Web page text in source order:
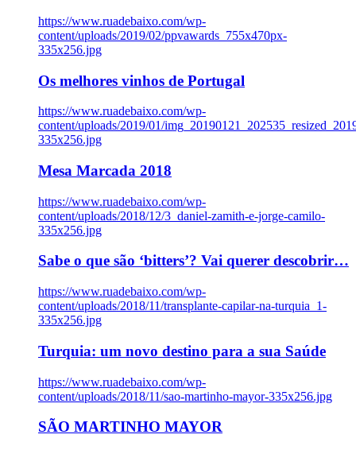
https://www.ruadebaixo.com/wp-
content/uploads/2019/02/ppvawards_755x470px-
335x256.jpg
Os melhores vinhos de Portugal
https://www.ruadebaixo.com/wp-
content/uploads/2019/01/
335x256.jpg
Mesa Marcada 2018
https://www.ruadebaixo.com/wp-
content/uploads/2018/12/3_daniel-zamith-e-jorge-camilo-
335x256.jpg
Sabe o que são ‘bitters’? Vai querer descobrir…
https://www.ruadebaixo.com/wp-
content/uploads/2018/11/transplante-capilar-na-turquia_1-
335x256.jpg
Turquia: um novo destino para a sua Saúde
https://www.ruadebaixo.com/wp-
content/uploads/2018/11/sao-martinho-mayor-335x256.jpg
SÃO MARTINHO MAYOR